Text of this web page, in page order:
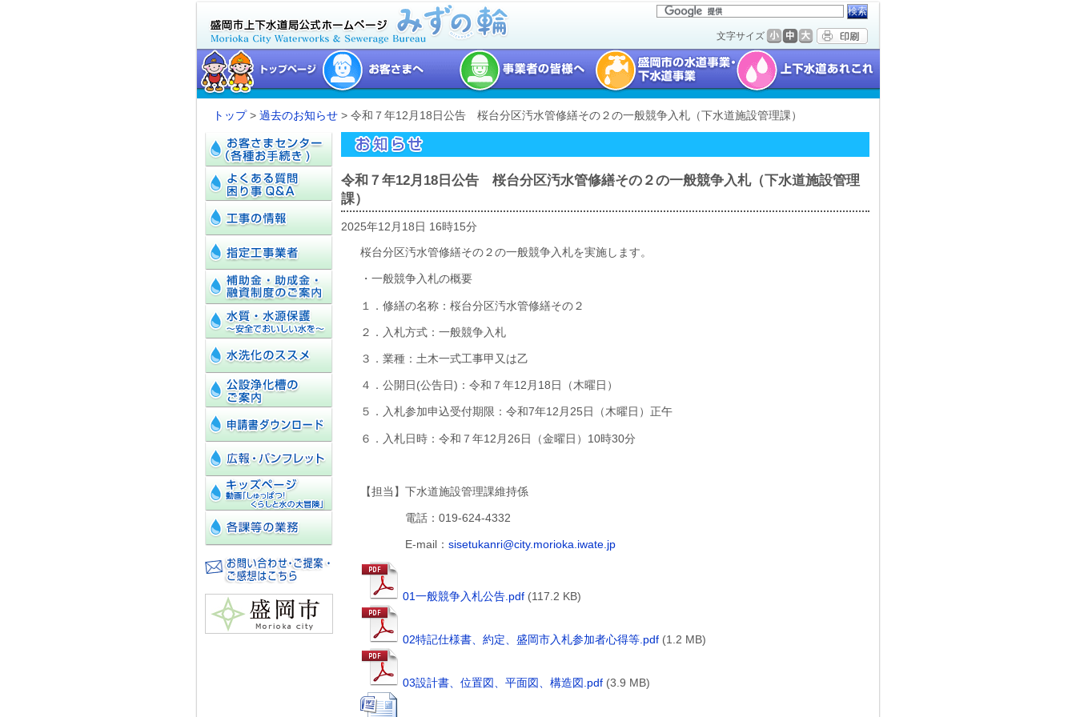
文字サイズ
トップ> 過去のお知らせ > 令和７年12月18日公告 桜台分区汚水管修繕その２の一般競争入札（下水道施設管理課）
令和７年12月18日公告 桜台分区汚水管修繕その２の一般競争入札（下水道施設管理
課）
2025年12月18日 16時15分
桜台分区汚水管修繕その２の一般競争入札を実施します。
・一般競争入札の概要
１．修繕の名称：桜台分区汚水管修繕その２
２．入札方式：一般競争入札
３．業種：土木一式工事甲又は乙
４．公開日(公告日)：令和７年12月18日（木曜日）
５．入札参加申込受付期限：令和7年12月25日（木曜日）正午
６．入札日時：令和７年12月26日（金曜日）10時30分
【担当】下水道施設管理課維持係
電話：019-624-4332
E-mail： sisetukanri@city.morioka.iwate.jp
01一般競争入札公告.pdf (117.2 KB)
02特記仕様書、約定、盛岡市入札参加者心得等.pdf (1.2 MB)
03設計書、位置図、平面図、構造図.pdf (3.9 MB)